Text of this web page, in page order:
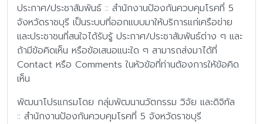
ประกาศ/ประชาสัมพันธ์ :: สำนักงานป้องกันควบคุมโรคที่ 5
จังหวัดราชบุรี เป็นระบบที่ออกแบบมาให้บริการแก่เครือข่าย
และประชาชนที่สนใจได้รับรู้ ประกาศ/ประชาสัมพันธ์ต่าง ๆ และ
ถ้ามีข้อคิดเห็น หรือข้อเสนอแนะใด ๆ สามารถส่งมาได้ที่
Contact หรือ Comments ในหัวข้อที่ท่านต้องการให้ข้อคิด
เห็น
พัฒนาโปรแกรมโดย กลุ่มพัฒนานวัตกรรม วิจัย และดิจิทัล
:: สำนักงานป้องกันควบคุมโรคที่ 5 จังหวัดราชบุรี